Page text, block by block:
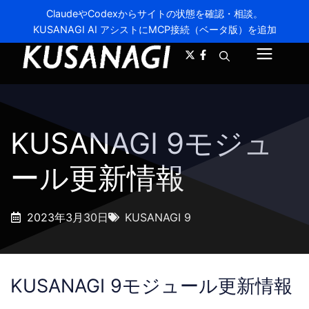
ClaudeやCodexからサイトの状態を確認・相談。
KUSANAGI AI アシストにMCP接続（ベータ版）を追加
ニ
KUSANAGI 9モジュ
ール更新情報
2023年3月30日 KUSANAGI 9
KUSANAGI 9モジュール更新情報
A- A+